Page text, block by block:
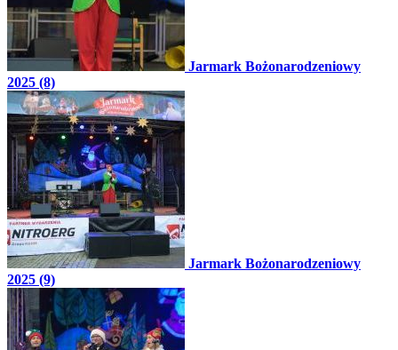
Jarmark Bożonarodzeniowy
2025 (8)
Jarmark Bożonarodzeniowy
2025 (9)